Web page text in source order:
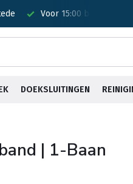
Voor 15:00 besteld? Is
DOEKSLUITINGEN
| 1-Baan